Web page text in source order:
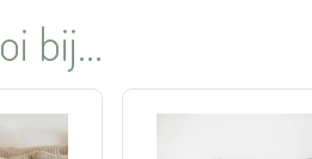
bij...